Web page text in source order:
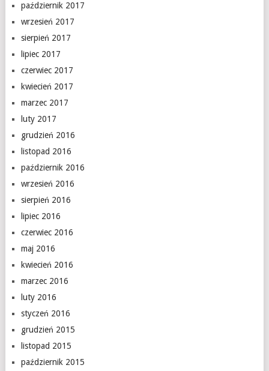
październik 2017
wrzesień 2017
sierpień 2017
lipiec 2017
czerwiec 2017
kwiecień 2017
marzec 2017
luty 2017
grudzień 2016
listopad 2016
październik 2016
wrzesień 2016
sierpień 2016
lipiec 2016
czerwiec 2016
maj 2016
kwiecień 2016
marzec 2016
luty 2016
styczeń 2016
grudzień 2015
listopad 2015
październik 2015